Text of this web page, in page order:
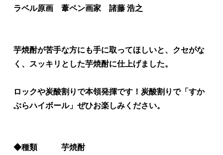
ラベル原画 葦ペン画家 諸藤 浩之
芋焼酎が苦手な方にも手に取ってほしいと、クセがな
く、スッキリとした芋焼酎に仕上げました。
ロックや炭酸割りで本領発揮です！炭酸割りで「すか
ぶらハイボール」ぜひお楽しみください。
◆種類 芋焼酎